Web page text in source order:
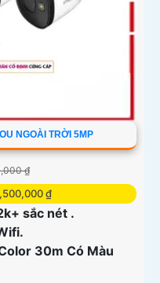
NGOÀI TRỜI 5MP
₫
₫
sắc nét .
30m Có Màu